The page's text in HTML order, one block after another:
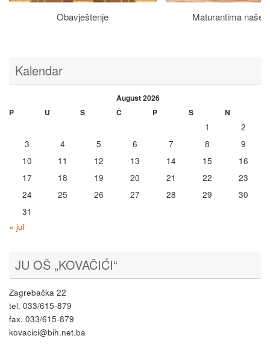
Obavještenje Maturantima naše
Kalendar
August 2026
P
U S Č P S N
1
2
3
4 5 6 7 8
9
10
11 12 13 14 15
16
17
18 19 20 21 22
23
24
25 26 27 28 29
30
31
« jul
JU OŠ „KOVAČIĆI“
Zagrebačka 22
tel. 033/615-879
fax. 033/615-879
kovacici@bih.net.ba